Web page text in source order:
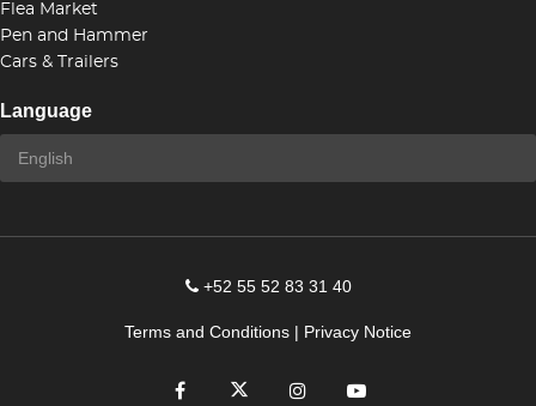
Flea Market
Pen and Hammer
Cars & Trailers
Language
+52 55 52 83 31 40
Terms and Conditions | Privacy Notice